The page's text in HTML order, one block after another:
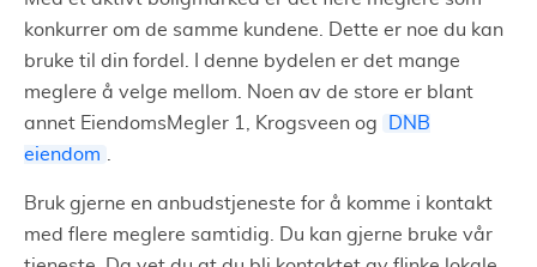
konkurrer om de samme kundene. Dette er noe du kan
bruke til din fordel. I denne bydelen er det mange
meglere å velge mellom. Noen av de store er blant
annet EiendomsMegler 1, Krogsveen og
DNB
eiendom .
Bruk gjerne en anbudstjeneste for å komme i kontakt
med flere meglere samtidig. Du kan gjerne bruke vår